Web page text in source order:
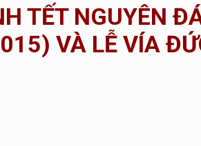
TẾT NGUYÊN
VÀ LỄ VÍA